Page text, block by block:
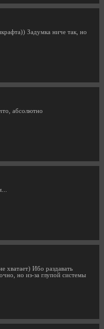
Задумка ниче так, но
абсолютно
хватает) Ибо раздавать
но из-за глупой системы